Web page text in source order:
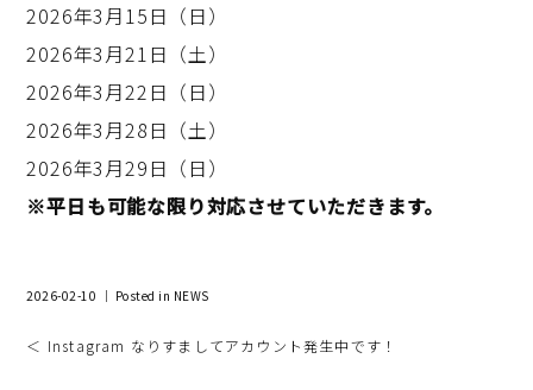
2026年3月15日（日）
2026年3月21日（土）
2026年3月22日（日）
2026年3月28日（土）
2026年3月29日（日）
※平日も可能な限り対応させていただきます。
2026-02-10 ｜ Posted in NEWS
＜ Instagram なりすましてアカウント発生中です！